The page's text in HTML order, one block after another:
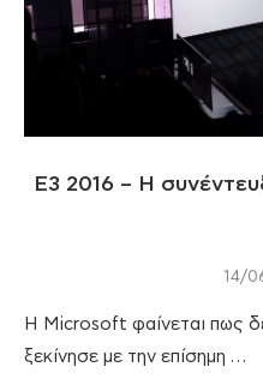
Ε3 2016 – Η
14/
Η Microsoft φαίνεται πως
ξεκίνησε με την επίσημη …